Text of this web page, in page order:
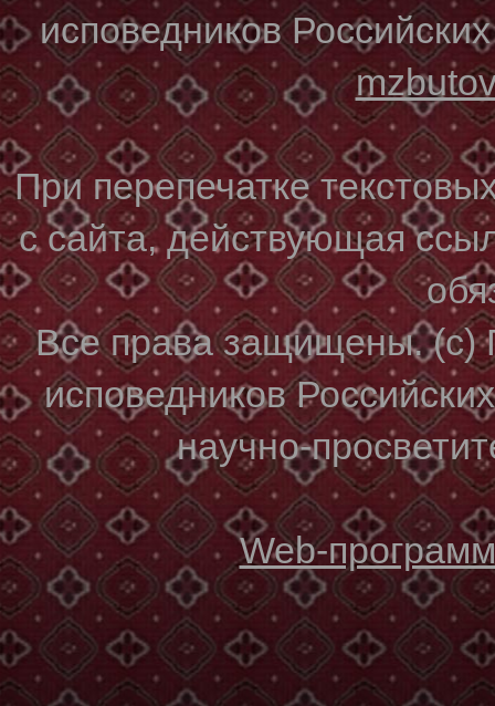
исповедников
При перепечатке
с сайта, действующая
Все права защищены. (с)
исповедников
научно-
Web-